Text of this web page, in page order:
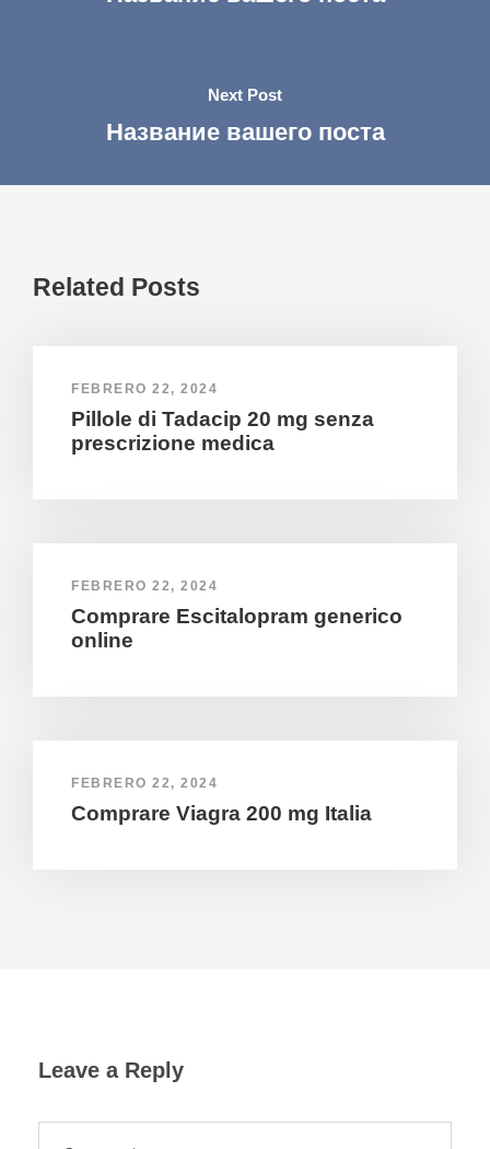
Next Post
Название вашего поста
Related Posts
FEBRERO 22, 2024
Pillole di Tadacip 20 mg senza
prescrizione medica
FEBRERO 22, 2024
Comprare Escitalopram generico
online
FEBRERO 22, 2024
Comprare Viagra 200 mg Italia
Leave a Reply